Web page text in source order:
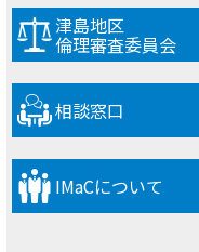
津島地区
倫理審査委員会
相談窓口
IMaCについて